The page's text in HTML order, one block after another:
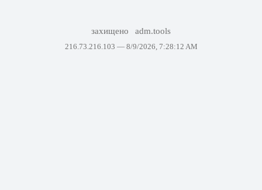
захищено adm.tools
216.73.216.103 — 8/9/2026, 7:28:12 AM